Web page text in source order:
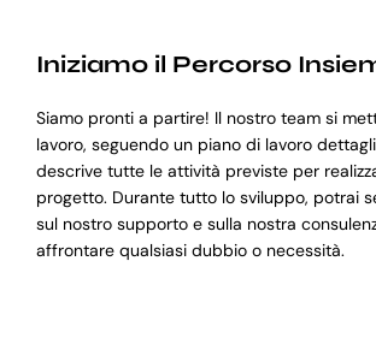
Iniziamo il Percorso
Siamo pronti a partire! Il nostro team si
lavoro, seguendo un piano di lavoro
descrive tutte le attività previste per
progetto. Durante tutto lo sviluppo, potrai
sul nostro supporto e sulla nostra
affrontare qualsiasi dubbio o necessità.